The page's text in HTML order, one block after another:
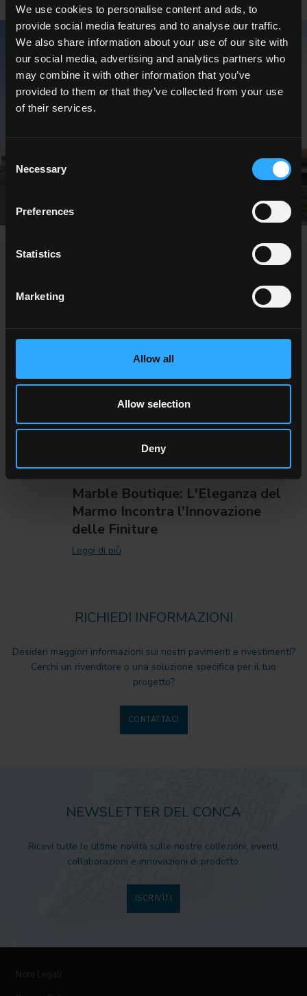
We use cookies to personalise content and ads, to
provide social media features and to analyse our traffic.
We also share information about your use of our site with
our social media, advertising and analytics partners who
may combine it with other information that you’ve
provided to them or that they’ve collected from your use
of their services.
Consent
Selection
Necessary
Preferences
Statistics
Marketing
Allow all
Allow selection
Deny
NEWS / EVENTI
Marble Boutique: L'Eleganza del
Marmo Incontra l'Innovazione
delle Finiture
Leggi di più
RICHIEDI INFORMAZIONI
Desideri maggiori informazioni sui nostri pavimenti e rivestimenti?
Cerchi un rivenditore o una soluzione specifica per il tuo
progetto?
CONTATTACI
NEWSLETTER DEL CONCA
Ricevi tutte le ultime novità sulle nostre collezioni, eventi,
collaborazioni e innovazioni di prodotto.
ISCRIVITI
Note Legali